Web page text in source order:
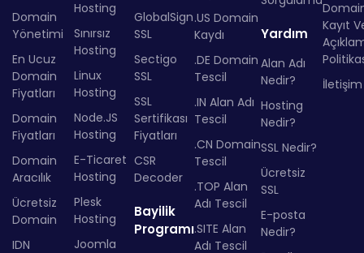
Domain
Yönetimi
En Ucuz
Domain
Fiyatları
Domain
Fiyatları
Domain
Aracılık
Ücretsiz
Domain
IDN
Hosting
Sınırsız
Hosting
Linux
Hosting
Node.JS
Hosting
E-Ticaret
Hosting
Plesk
Hosting
Joomla
GlobalSign
SSL
Sectigo
SSL
SSL
Sertifikası
Fiyatları
CSR
Decoder
Bayilik
Programı
.US Domain
Kaydı
.DE Domain
Tescil
.IN Alan Adı
Tescil
.CN Domain
Tescil
.TOP Alan
Adı Tescil
.SITE Alan
Adı Tescil
Yardım
Alan Adı
Nedir?
Hosting
Nedir?
SSL Nedir?
Ücretsiz
SSL
E-posta
Nedir?
Kayıt
İletişim